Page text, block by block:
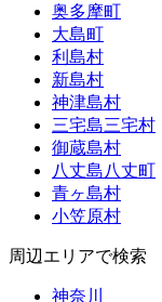
奥多摩町
大島町
利島村
新島村
神津島村
三宅島三宅村
御蔵島村
八丈島八丈町
青ヶ島村
小笠原村
周辺エリアで検索
神奈川